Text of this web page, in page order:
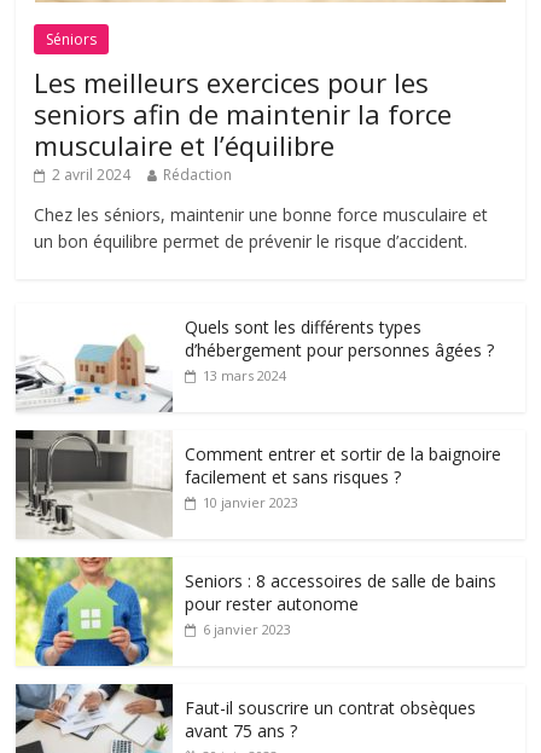
Séniors
Les meilleurs exercices pour les
seniors afin de maintenir la force
musculaire et l’équilibre
2 avril 2024 Rédaction
Chez les séniors, maintenir une bonne force musculaire et
un bon équilibre permet de prévenir le risque d’accident.
Quels sont les différents types
d’hébergement pour personnes âgées ?
13 mars 2024
Comment entrer et sortir de la baignoire
facilement et sans risques ?
10 janvier 2023
Seniors : 8 accessoires de salle de bains
pour rester autonome
6 janvier 2023
Faut-il souscrire un contrat obsèques
avant 75 ans ?